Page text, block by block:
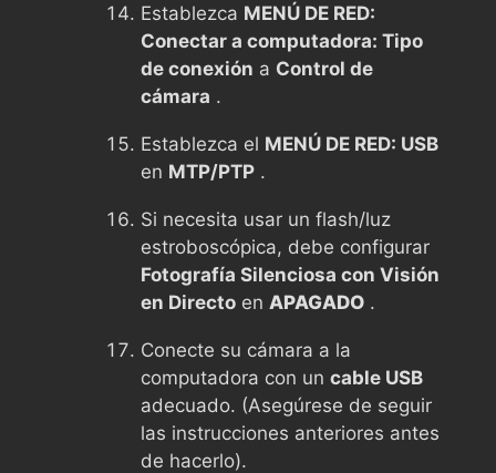
Establezca MENÚ DE RED:
Conectar a computadora: Tipo
de conexión a Control de
cámara .
Establezca el MENÚ DE RED: USB
en MTP/PTP .
Si necesita usar un flash/luz
estroboscópica, debe configurar
Fotografía Silenciosa con Visión
en Directo en APAGADO .
Conecte su cámara a la
computadora con un cable USB
adecuado. (Asegúrese de seguir
las instrucciones anteriores antes
de hacerlo).